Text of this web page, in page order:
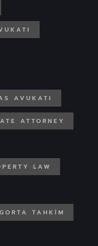
AVUKATI
ATTORNEY
LAW
TAHKIM